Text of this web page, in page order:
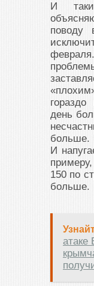
И
поводу
день
больше.
И
150 по
больше.
атаке